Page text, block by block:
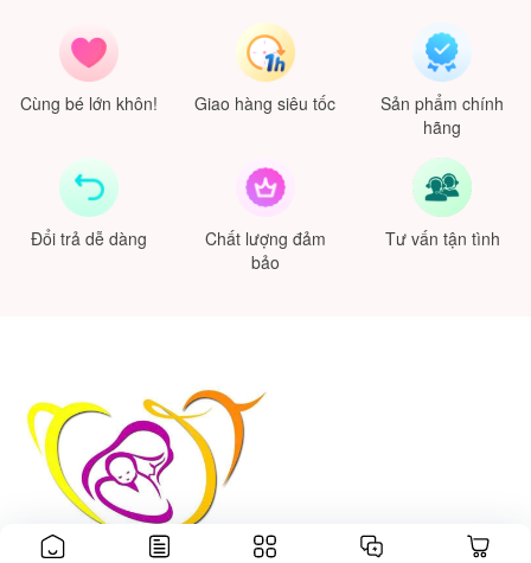
Cùng bé lớn khôn! Giao hàng siêu tốc
Sản phẩm chính
hãng
Đổi trả dễ dàng
Chất lượng đảm
bảo
Tư vấn tận tình